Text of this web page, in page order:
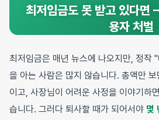
최저임금도 못 받고 있다면
용자 처벌
최저임금은 매년 뉴스에 나오지만, 정작
을 아는 사람은 많지 않습니다. 총액만
이고, 사장님이 어려운 사정을 이야기하
습니다. 그러다 퇴사할 때가 되어서야 몇